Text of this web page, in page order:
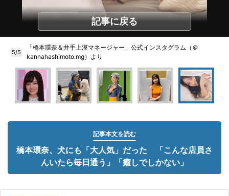
記事に戻る
5/5
「橋本環奈＆井手上漠マネージャー」公式インスタグラム（＠
kannahashimoto.mg）より
記事本文を読む
橋本環奈、犬にも「大人気」だった 「こんな店員さ
んいたら毎日通う」「癒しでしかない」